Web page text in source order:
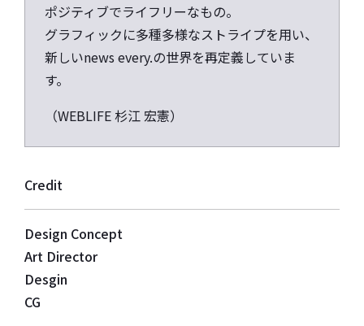
ポジティブでライフリーなもの。
グラフィックに多種多様なストライプを用い、
新しいnews every.の世界を再定義していま
す。
（WEBLIFE 杉江 宏憲）
Credit
Design Concept
Art Director
Desgin
CG